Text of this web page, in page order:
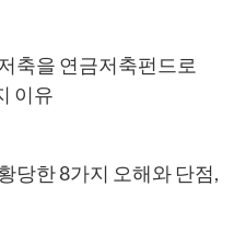
축을 연금저축펀드로
이유
당한 8가지 오해와 단점,